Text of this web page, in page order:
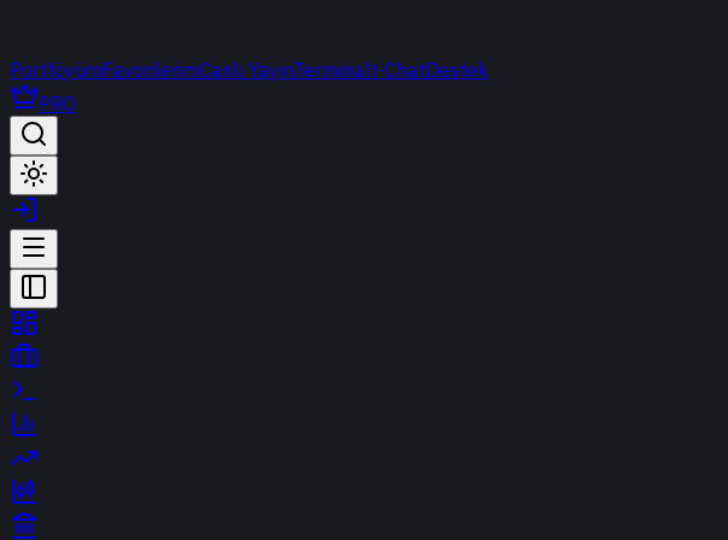
PortföyümFavorilerimCanlı YayınTerminalt-ChatDestek
PRO